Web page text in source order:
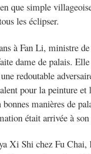
que simple
les éclipser.
à Fan Li, ministre
dame de palais.
redoutable
pour la peinture
manières de
était arrivée à
Xi Shi chez Fu